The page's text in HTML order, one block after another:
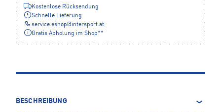
Kostenlose Rücksendung
Schnelle Lieferung
service.eshop@intersport.at
Gratis Abholung im Shop**
BESCHREIBUNG